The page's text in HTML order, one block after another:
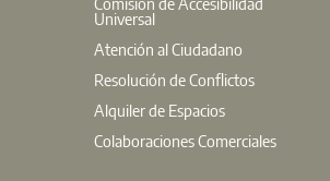
Universal
Atención al Ciudadano
Resolución de Conflictos
Alquiler de Espacios
Colaboraciones Comerciales